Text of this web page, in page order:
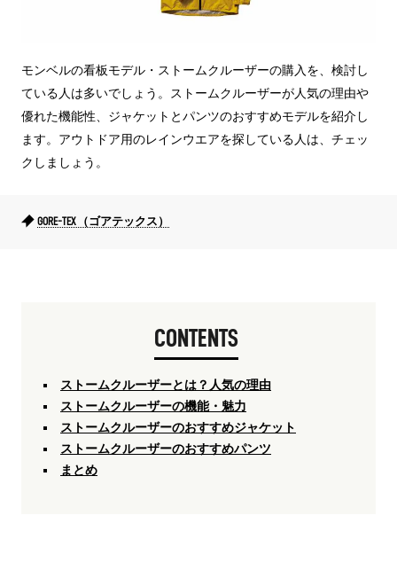
モンベルの看板モデル・ストームクルーザーの購入を、検討し
ている人は多いでしょう。ストームクルーザーが人気の理由や
優れた機能性、ジャケットとパンツのおすすめモデルを紹介し
ます。アウトドア用のレインウエアを探している人は、チェッ
クしましょう。
GORE-TEX （ゴアテックス）
CONTENTS
ストームクルーザーとは？人気の理由
ストームクルーザーの機能・魅力
ストームクルーザーのおすすめジャケット
ストームクルーザーのおすすめパンツ
まとめ